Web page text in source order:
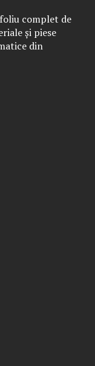
complet de
și piese
din